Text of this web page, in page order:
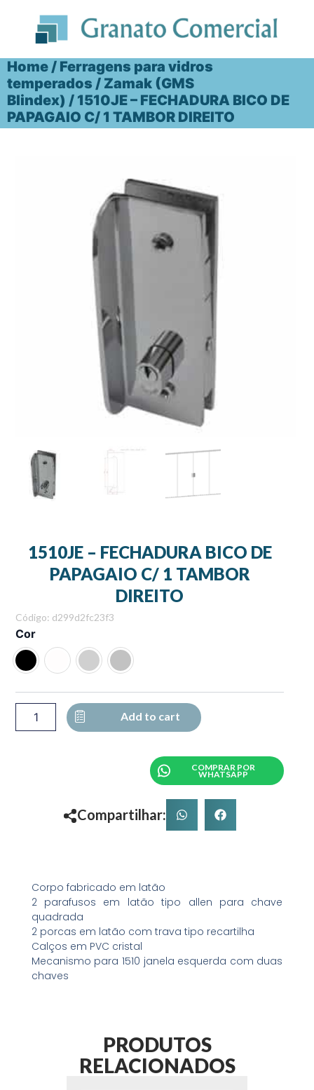
conteúdo
Home / Ferragens para vidros
temperados / Zamak (GMS
Blindex) / 1510JE – FECHADURA BICO DE
PAPAGAIO C/ 1 TAMBOR DIREITO
1510JE – FECHADURA BICO DE
PAPAGAIO C/ 1 TAMBOR
DIREITO
Código: d299d2fc23f3
Cor
1510JE
FECHADURA
BICO
PAPAGAIO
1
Add to cart
COMPRAR POR
WHATSAPP
Compartilhar:
Corpo fabricado em latão
2 parafusos em latão tipo allen para chave
quadrada
2 porcas em latão com trava tipo recartilha
Calços em PVC cristal
Mecanismo para 1510 janela esquerda com duas
chaves
PRODUTOS
RELACIONADOS